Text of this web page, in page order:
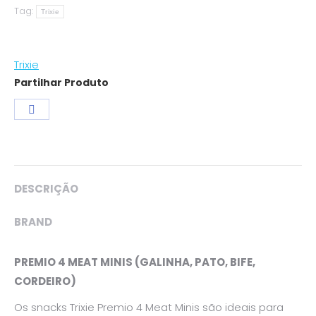
quantity
Tag: Trixie
Trixie
Partilhar Produto
DESCRIÇÃO
BRAND
PREMIO 4 MEAT MINIS (GALINHA, PATO, BIFE,
CORDEIRO)
Os snacks Trixie Premio 4 Meat Minis são ideais para